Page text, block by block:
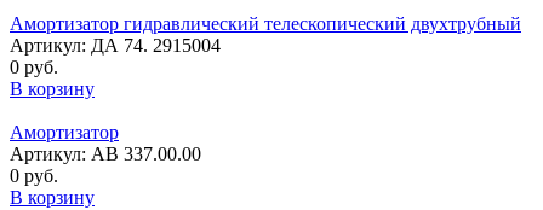
Амортизатор гидравлический телескопический двухтрубный
Артикул: ДА 74. 2915004
0 руб.
В корзину
Амортизатор
Артикул: АВ 337.00.00
0 руб.
В корзину